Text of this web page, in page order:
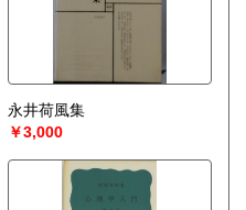
永井荷風集
￥3,000